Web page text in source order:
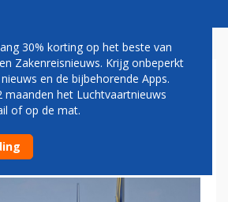
WEEZE:
NIET LANGER
BESTEMMING
30% korting op het beste van
Zakenreisnieuws. Krijg onbeperkt
en de bijbehorende Apps.
maanden het Luchtvaartnieuws
of op de mat.